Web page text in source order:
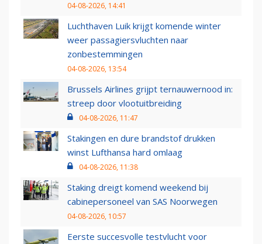
04-08-2026, 14:41
Luchthaven Luik krijgt komende winter
weer passagiersvluchten naar
zonbestemmingen
04-08-2026, 13:54
Brussels Airlines grijpt ternauwernood in:
streep door vlootuitbreiding
04-08-2026, 11:47
Stakingen en dure brandstof drukken
winst Lufthansa hard omlaag
04-08-2026, 11:38
Staking dreigt komend weekend bij
cabinepersoneel van SAS Noorwegen
04-08-2026, 10:57
Eerste succesvolle testvlucht voor